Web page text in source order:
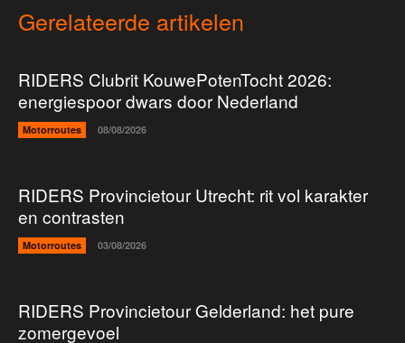
Gerelateerde artikelen
RIDERS Clubrit KouwePotenTocht 2026:
energiespoor dwars door Nederland
Motorroutes 08/08/2026
RIDERS Provincietour Utrecht: rit vol karakter
en contrasten
Motorroutes 03/08/2026
RIDERS Provincietour Gelderland: het pure
zomergevoel